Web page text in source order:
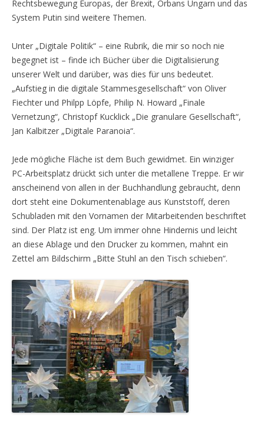
Rechtsbewegung Europas, der Brexit, Orbans Ungarn und das
System Putin sind weitere Themen.
Unter „Digitale Politik“ – eine Rubrik, die mir so noch nie
begegnet ist – finde ich Bücher über die Digitalisierung
unserer Welt und darüber, was dies für uns bedeutet.
„Aufstieg in die digitale Stammesgesellschaft“ von Oliver
Fiechter und Philpp Löpfe, Philip N. Howard „Finale
Vernetzung“, Christopf Kucklick „Die granulare Gesellschaft“,
Jan Kalbitzer „Digitale Paranoia“.
Jede mögliche Fläche ist dem Buch gewidmet. Ein winziger
PC-Arbeitsplatz drückt sich unter die metallene Treppe. Er wir
anscheinend von allen in der Buchhandlung gebraucht, denn
dort steht eine Dokumentenablage aus Kunststoff, deren
Schubladen mit den Vornamen der Mitarbeitenden beschriftet
sind. Der Platz ist eng. Um immer ohne Hindernis und leicht
an diese Ablage und den Drucker zu kommen, mahnt ein
Zettel am Bildschirm „Bitte Stuhl an den Tisch schieben“.